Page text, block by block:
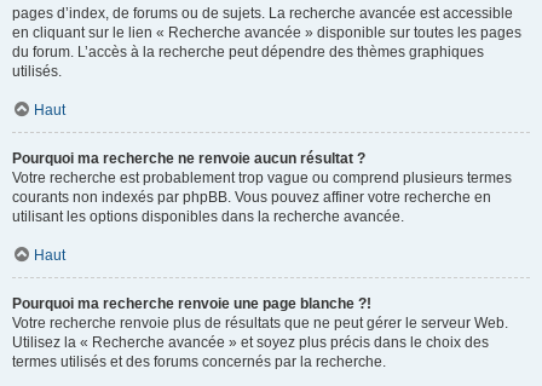
pages d’index, de forums ou de sujets. La recherche avancée est accessible
en cliquant sur le lien « Recherche avancée » disponible sur toutes les pages
du forum. L’accès à la recherche peut dépendre des thèmes graphiques
utilisés.
Haut
Pourquoi ma recherche ne renvoie aucun résultat ?
Votre recherche est probablement trop vague ou comprend plusieurs termes
courants non indexés par phpBB. Vous pouvez affiner votre recherche en
utilisant les options disponibles dans la recherche avancée.
Haut
Pourquoi ma recherche renvoie une page blanche ?!
Votre recherche renvoie plus de résultats que ne peut gérer le serveur Web.
Utilisez la « Recherche avancée » et soyez plus précis dans le choix des
termes utilisés et des forums concernés par la recherche.